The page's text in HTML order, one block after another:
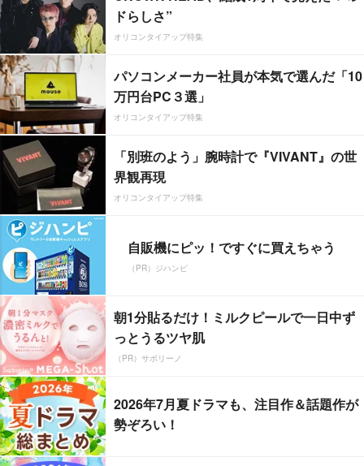
ドらしさ”
オリコンタイアップ特集
パソコンメーカー社員が本気で選んだ「10
万円台PC３選」
オリコンタイアップ特集
「別班のよう」腕時計で『VIVANT』の世
界観再現
オリコンタイアップ特集
自販機にピッ！ですぐに買えちゃう
（PR）ジハンピ
朝1分貼るだけ！ミルクピールで一日中ず
っとうるツヤ肌
（PR）サボリーノ
2026年7月夏ドラマも、注目作＆話題作が
勢ぞろい！